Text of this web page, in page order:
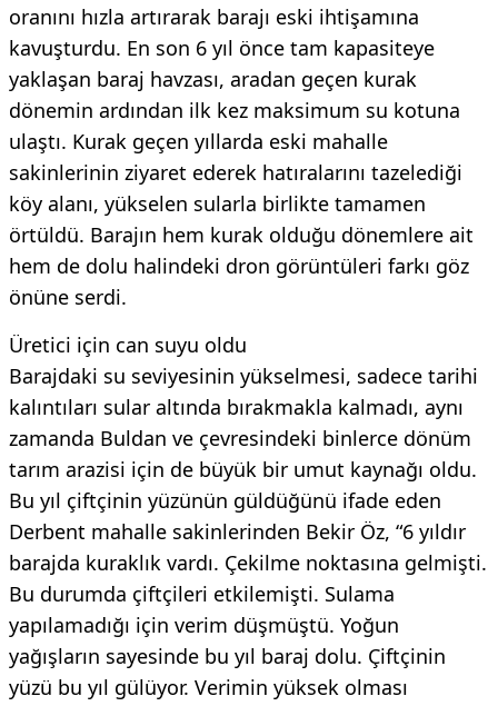
oranını hızla artırarak barajı eski ihtişamına
kavuşturdu. En son 6 yıl önce tam kapasiteye
yaklaşan baraj havzası, aradan geçen kurak
dönemin ardından ilk kez maksimum su kotuna
ulaştı. Kurak geçen yıllarda eski mahalle
sakinlerinin ziyaret ederek hatıralarını tazelediği
köy alanı, yükselen sularla birlikte tamamen
örtüldü. Barajın hem kurak olduğu dönemlere ait
hem de dolu halindeki dron görüntüleri farkı göz
önüne serdi.
Üretici için can suyu oldu
Barajdaki su seviyesinin yükselmesi, sadece tarihi
kalıntıları sular altında bırakmakla kalmadı, aynı
zamanda Buldan ve çevresindeki binlerce dönüm
tarım arazisi için de büyük bir umut kaynağı oldu.
Bu yıl çiftçinin yüzünün güldüğünü ifade eden
Derbent mahalle sakinlerinden Bekir Öz, “6 yıldır
barajda kuraklık vardı. Çekilme noktasına gelmişti.
Bu durumda çiftçileri etkilemişti. Sulama
yapılamadığı için verim düşmüştü. Yoğun
yağışların sayesinde bu yıl baraj dolu. Çiftçinin
yüzü bu yıl gülüyor. Verimin yüksek olması